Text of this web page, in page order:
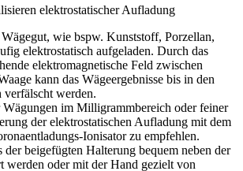
elektrostatischer Aufladung
wie bspw. Kunststoff, Porzellan,
elektrostatisch aufgeladen. Durch das
elektromagnetische Feld zwischen
kann das Wägeergebnisse bis in den
verfälscht werden.
im Milligrammbereich oder feiner
der elektrostatischen Aufladung mit dem
Ionisator zu empfehlen.
der beigefügten Halterung bequem neben der
werden oder mit der Hand gezielt von